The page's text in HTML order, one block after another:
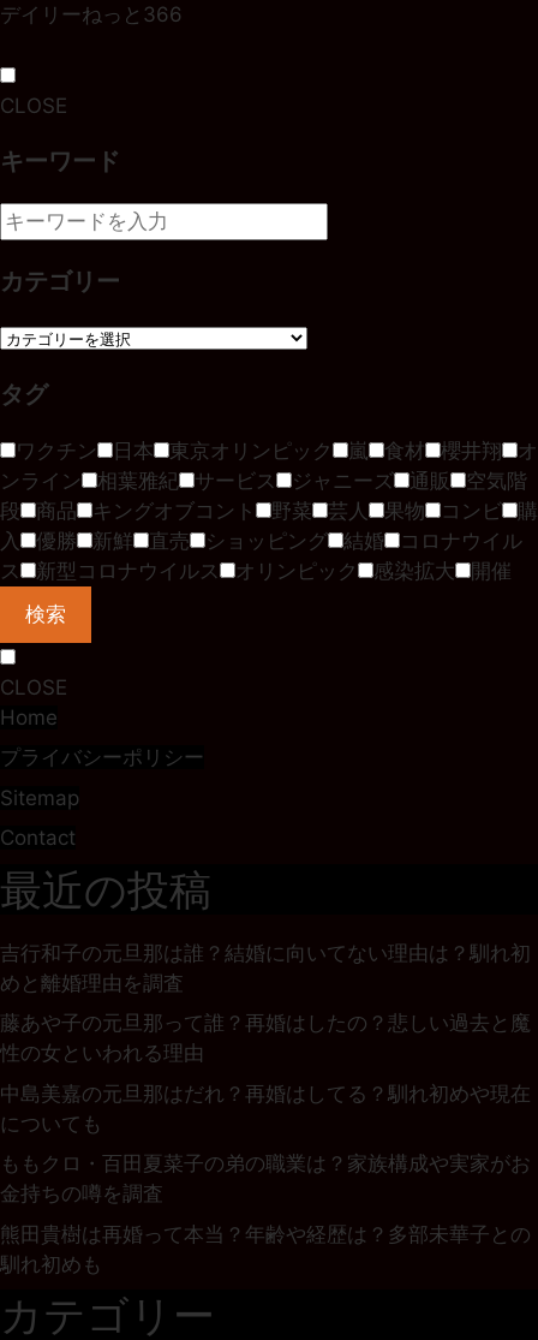
デイリーねっと366
CLOSE
キーワード
カテゴリー
タグ
ワクチン 日本 東京オリンピック 嵐 食材 櫻井翔
オ
ンライン
相葉雅紀 サービス ジャニーズ 通販
空気階
段
商品 キングオブコント 野菜 芸人 果物 コンビ
購
入
優勝 新鮮 直売 ショッピング 結婚
コロナウイル
ス
新型コロナウイルス オリンピック 感染拡大
開催
検索
CLOSE
Home
プライバシーポリシー
Sitemap
Contact
最近の投稿
吉行和子の元旦那は誰？結婚に向いてない理由は？馴れ初
めと離婚理由を調査
藤あや子の元旦那って誰？再婚はしたの？悲しい過去と魔
性の女といわれる理由
中島美嘉の元旦那はだれ？再婚はしてる？馴れ初めや現在
についても
ももクロ・百田夏菜子の弟の職業は？家族構成や実家がお
金持ちの噂を調査
熊田貴樹は再婚って本当？年齢や経歴は？多部未華子との
馴れ初めも
カテゴリー